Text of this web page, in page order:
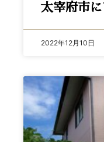
太宰府市
2022年12月10日